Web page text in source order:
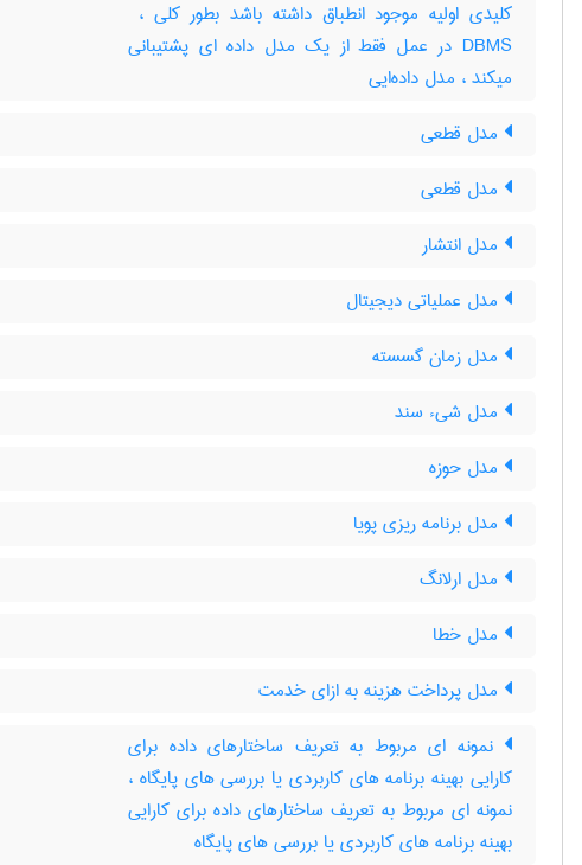
DBMS در عمل فقط از یک مدل داده ای پشتیبانی
میکند ، مدل داده‌ایی
مدل قطعی
مدل قطعی
مدل انتشار
مدل عملیاتی دیجیتال
مدل زمان گسسته
مدل شیء سند
مدل حوزه
مدل برنامه ریزی پویا
مدل ارلانگ
مدل خطا
مدل پرداخت هزینه به ازای خدمت
نمونه ای مربوط به تعریف ساختارهای داده برای
کارایی بهینه برنامه های کاربردی یا بررسی های پایگاه ،
نمونه ای مربوط به تعریف ساختارهای داده برای کارایی
بهینه برنامه های کاربردی یا بررسی های پایگاه